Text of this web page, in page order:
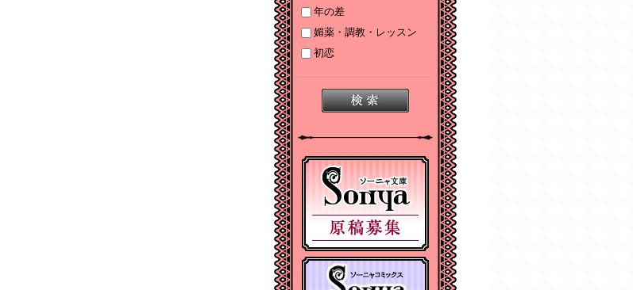
2025/05/07
2025年５月刊電子書籍
配信のお知らせ
配信のお知らせ
2025年３月刊電子書籍
配信のお知らせ
2024/12/06
【Sonyaコミックス
電子書店配信開始】悪
人の恋１、みそっかす
王女の結婚事情１
2024/12/04
年の差
媚薬・調教・レッスン
初恋